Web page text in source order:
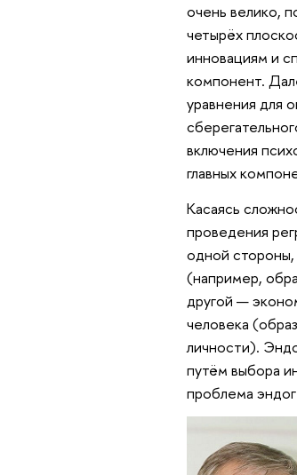
очень велико,
четырёх
инновациям и
компонент.
уравнения для
включения
главных
Касаясь
проведения
одной стороны,
(например,
другой —
человека
личности).
путём выбора
проблема